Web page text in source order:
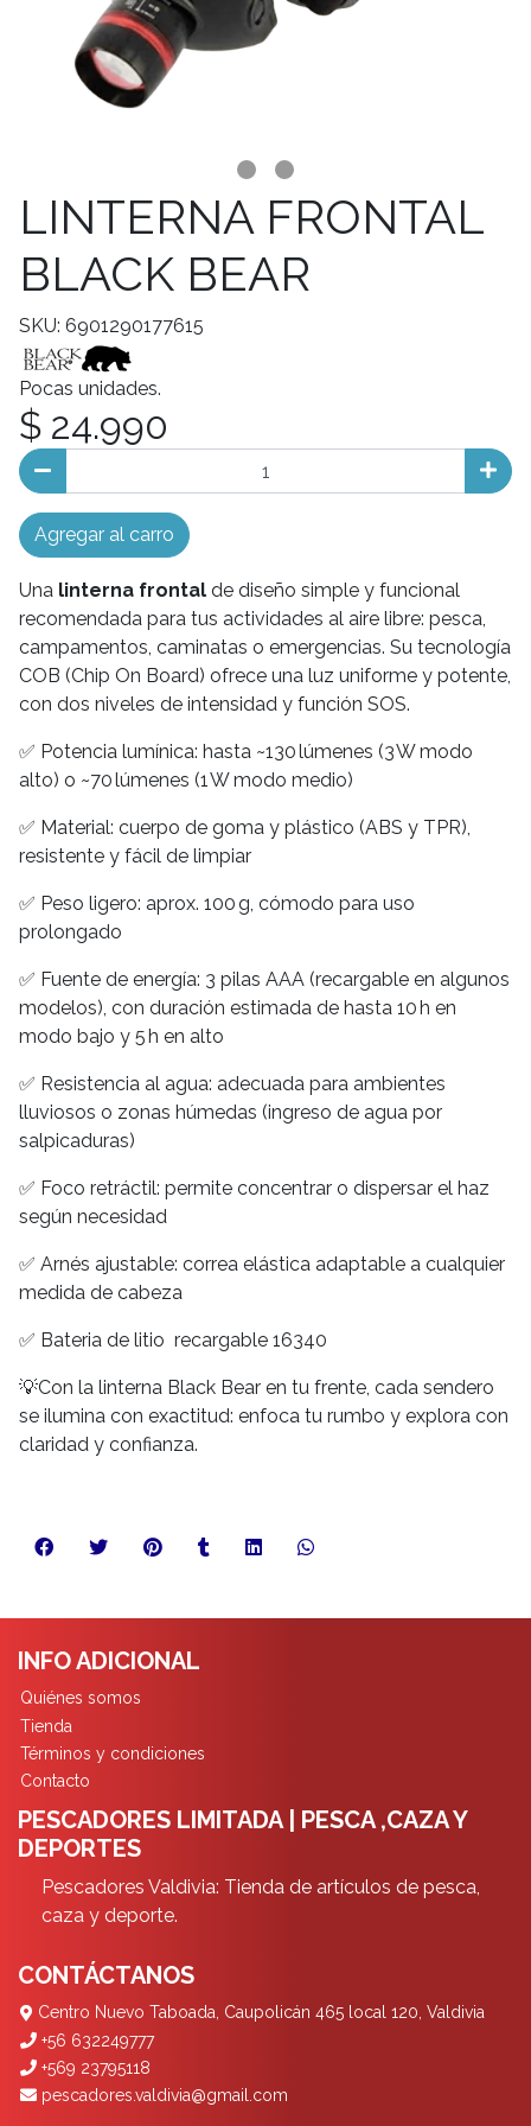
LINTERNA FRONTAL
BLACK BEAR
SKU: 6901290177615
Pocas unidades.
$ 24.990
Agregar al carro
Una linterna frontal de diseño simple y funcional
recomendada para tus actividades al aire libre: pesca,
campamentos, caminatas o emergencias. Su tecnología
COB (Chip On Board) ofrece una luz uniforme y potente,
con dos niveles de intensidad y función SOS.
✅ Potencia lumínica: hasta ~130 lúmenes (3 W modo
alto) o ~70 lúmenes (1 W modo medio)
✅ Material: cuerpo de goma y plástico (ABS y TPR),
resistente y fácil de limpiar
✅ Peso ligero: aprox. 100 g, cómodo para uso
prolongado
✅ Fuente de energía: 3 pilas AAA (recargable en algunos
modelos), con duración estimada de hasta 10 h en
modo bajo y 5 h en alto
✅ Resistencia al agua: adecuada para ambientes
lluviosos o zonas húmedas (ingreso de agua por
salpicaduras)
✅ Foco retráctil: permite concentrar o dispersar el haz
según necesidad
✅ Arnés ajustable: correa elástica adaptable a cualquier
medida de cabeza
✅ Bateria de litio recargable 16340
💡Con la linterna Black Bear en tu frente, cada sendero
se ilumina con exactitud: enfoca tu rumbo y explora con
claridad y confianza.
INFO ADICIONAL
Quiénes somos
Tienda
Términos y condiciones
Contacto
PESCADORES LIMITADA | PESCA ,CAZA Y
DEPORTES
Pescadores Valdivia: Tienda de artículos de pesca,
caza y deporte.
CONTÁCTANOS
Centro Nuevo Taboada, Caupolicán 465 local 120, Valdivia
+56 632249777
+569 23795118
pescadores.valdivia@gmail.com